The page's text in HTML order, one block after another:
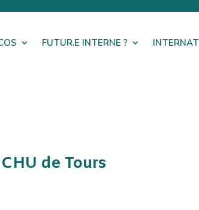
FUTUR.E INTERNE ? INTERNAT
de Tours